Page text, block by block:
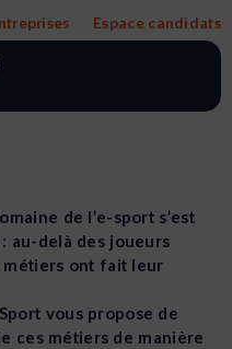
Espace candidats
de l’e-sport s’est
au-delà des joueurs
ont fait leur
vous propose de
ces métiers de manière